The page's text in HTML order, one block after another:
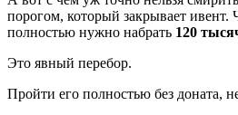
порогом, который закрывает ивент.
полностью нужно набрать 120
Это явный перебор.
Пройти его полностью без доната,